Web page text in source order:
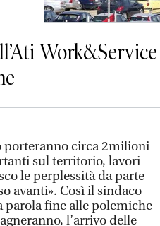
porteranno circa 2milioni
sul territorio, lavori
le perplessità da parte
avanti». Così il sindaco
parola fine alle polemiche
l’arrivo delle